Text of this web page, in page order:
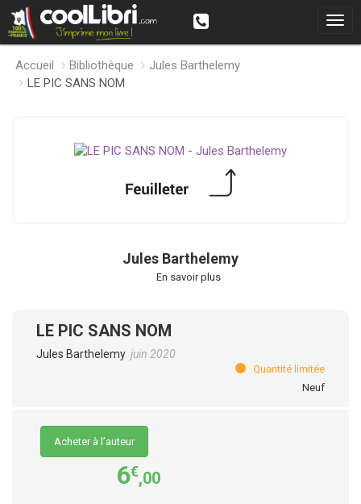
Accueil Bibliothèque
Jules Barthelemy
LE PIC SANS NOM
Jules Barthelemy
En savoir plus
LE PIC SANS NOM
Jules Barthelemy juin 2020
Quantité limitée
Neuf
Acheter à l’auteur
6€,00